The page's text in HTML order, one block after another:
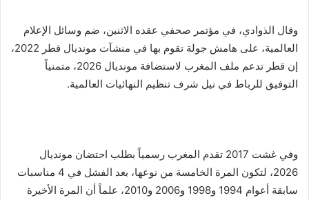
وقال الذوادي، في مؤتمر صحفي عقده الاثنين، ضم وسائل الإعلام
العالمية، على هامش جولة تقوم بها في منشآت مونديال قطر 2022،
إن قطر تدعم ملف المغرب لاستضافة مونديال 2026، متمنياً
التوفيق للرباط في نيل شرف تنظيم النهائيات العالمية.
وفي غشت 2017 تقدم المغرب رسمياً بطلب احتضان مونديال
2026، لتكون المرة الخامسة من نوعها، بعد الفشل في 4 مناسبات
سابقة أعوام 1994 و1998 و2006 و2010، علماً أن المرة الأخيرة